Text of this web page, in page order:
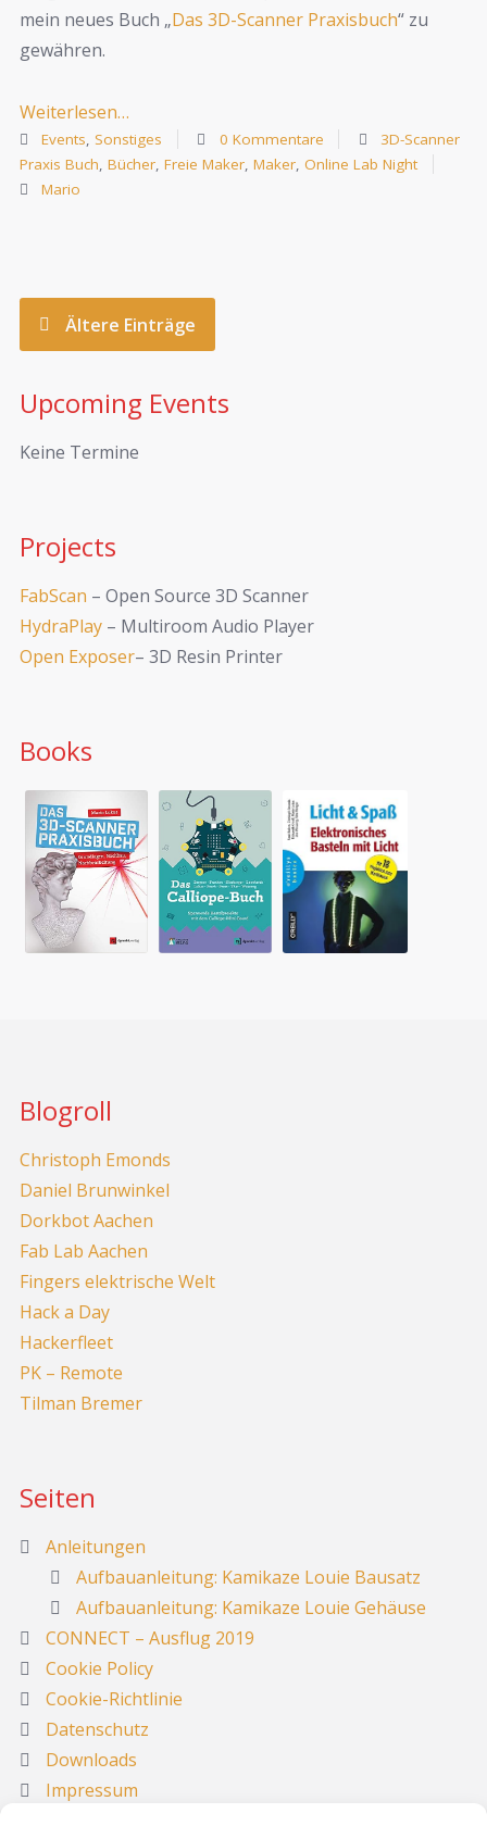
mein neues Buch „Das 3D-Scanner Praxisbuch“ zu
gewähren.
Weiterlesen…
Events, Sonstiges 0 Kommentare
3D-Scanner
Praxis Buch, Bücher, Freie Maker, Maker, Online Lab Night
Mario
Ältere Einträge
Upcoming Events
Keine Termine
Projects
FabScan – Open Source 3D Scanner
HydraPlay – Multiroom Audio Player
Open Exposer– 3D Resin Printer
Books
Blogroll
Christoph Emonds
Daniel Brunwinkel
Dorkbot Aachen
Fab Lab Aachen
Fingers elektrische Welt
Hack a Day
Hackerfleet
PK – Remote
Tilman Bremer
Seiten
Anleitungen
Aufbauanleitung: Kamikaze Louie Bausatz
Aufbauanleitung: Kamikaze Louie Gehäuse
CONNECT – Ausflug 2019
Cookie Policy
Cookie-Richtlinie
Datenschutz
Downloads
Impressum